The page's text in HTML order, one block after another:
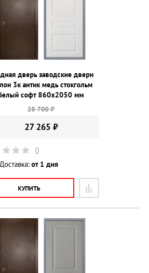
дверь заводские двери
3к антик медь стокгольм
софт 860х2050 мм
28 700 ₽
27 265 ₽
0
Доставка: от 1 дня
КУПИТЬ